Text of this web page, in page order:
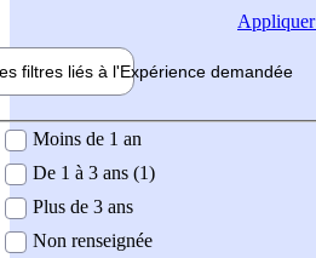
Appliquer
filtres liés à l'Expérience demandée
demandée
Moins de 1 an
De 1 à 3 ans (1)
Plus de 3 ans
Non renseignée